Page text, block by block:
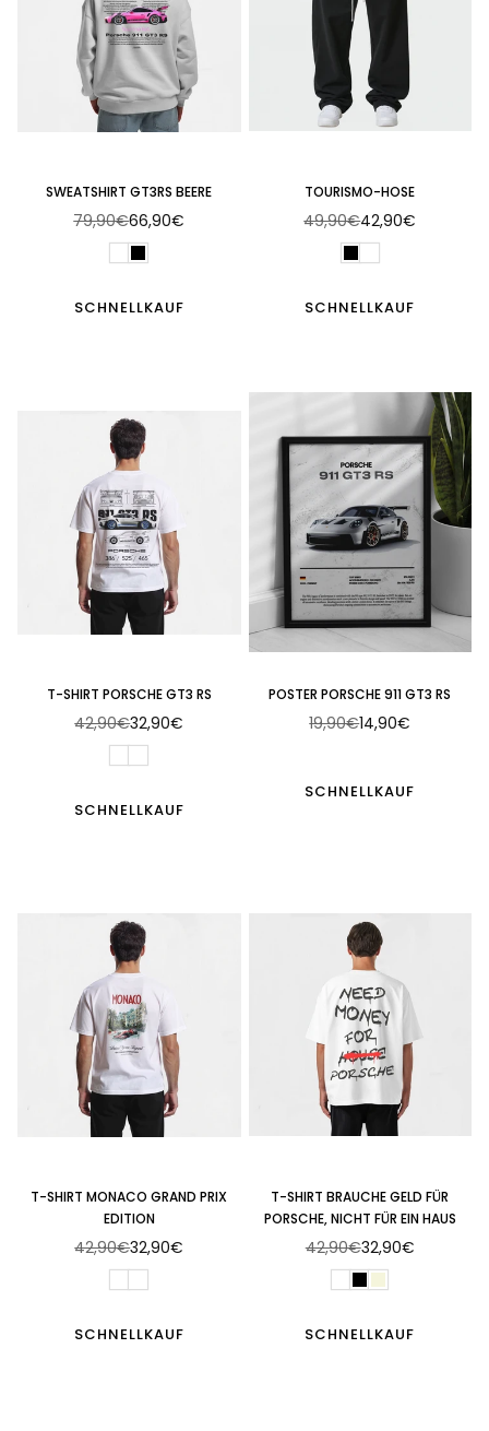
SWEATSHIRT GT3RS BEERE
Normaler
Preis
79,90€66,90€
SCHNELLKAUF
TOURISMO-HOSE
Normaler
49,90€42,90€
SCHNELLKAUF
T-SHIRT PORSCHE GT3 RS
Normaler
42,90€32,90€
SCHNELLKAUF
POSTER PORSCHE 911 GT3 RS
Normaler
19,90€14,90€
SCHNELLKAUF
T-SHIRT MONACO GRAND PRIX
EDITION
Normaler
42,90€32,90€
SCHNELLKAUF
T-SHIRT BRAUCHE GELD FÜR
PORSCHE, NICHT FÜR EIN HAUS
Normaler
Preis
42,90€32,90€
SCHNELLKAUF